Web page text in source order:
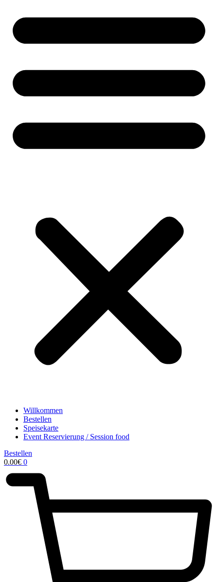
Willkommen
Bestellen
Speisekarte
Event Reservierung / Session food
Bestellen
0.00€ 0